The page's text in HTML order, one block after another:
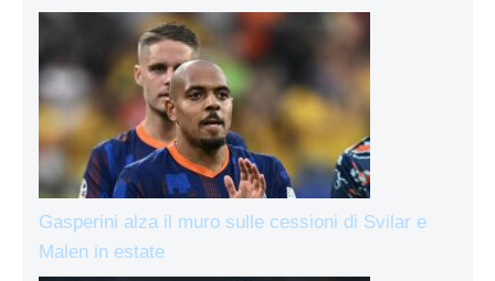
Gasperini alza il muro sulle cessioni di Svilar e
Malen in estate